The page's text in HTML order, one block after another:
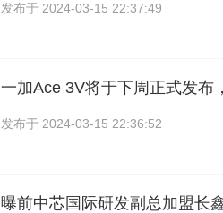
发布于 2024-03-15 22:37:49
一加Ace 3V将于下周正式发布
发布于 2024-03-15 22:36:52
曝前中芯国际研发副总加盟长